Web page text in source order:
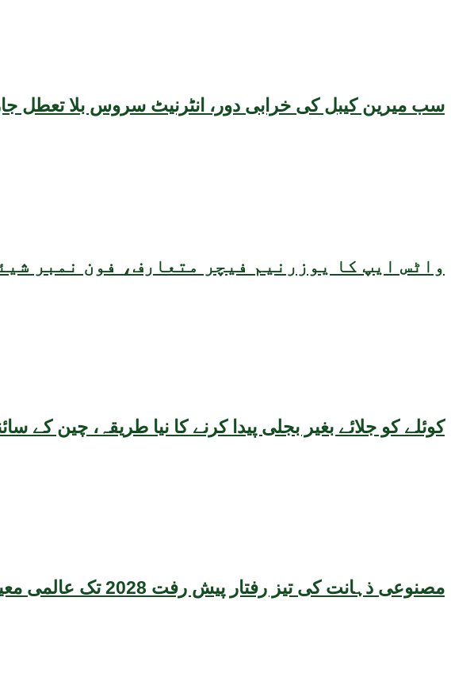
سب میرین کیبل کی خرابی دور، انٹرنیٹ سروس بلا تعطل
واٹس ایپ کا یوزرنیم فیچر متعارف، فون نمبر
کوئلے کو جلائے بغیر بجلی پیدا کرنے کا نیا طریقہ، چین
مصنوعی ذہانت کی تیز رفتار پیش رفت 2028 تک عالمی معیشت کیلئے سنگین خطرہ بن سکتی ہے، نئی تحقیق کا انتباہ